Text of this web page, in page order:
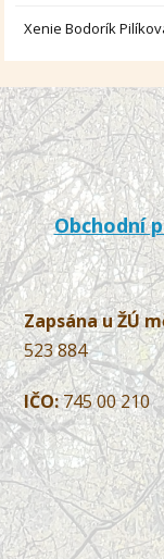
Xenie Bodorík
Obchodní
Zapsána u ŽÚ
523 884
IČO:745 00 210